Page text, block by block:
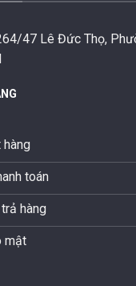
47 Lê Đức Thọ,
toán
hàng
mật